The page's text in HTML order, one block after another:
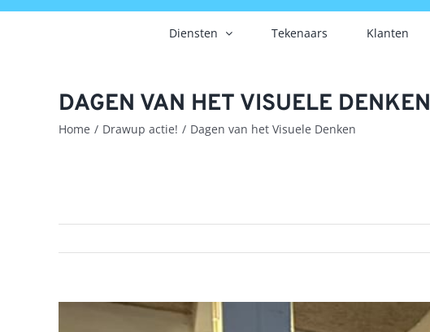
Diensten Tekenaars Klanten
DAGEN VAN HET VISUELE DENKEN
Home Drawup actie! Dagen van het Visuele Denken